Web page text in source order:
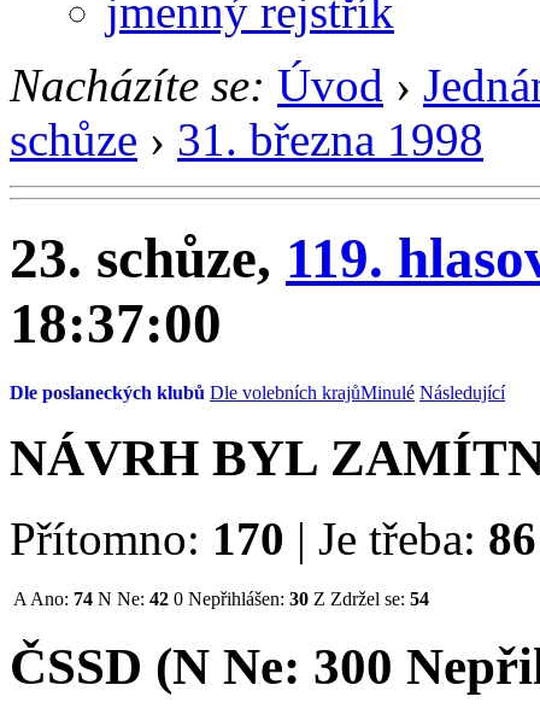
jmenný rejstřík
Nacházíte se: Úvod ›
schůze › 31. března 1998
23. schůze, 119.
18:37:00
Dle poslaneckých klubů Dle volebních krajůMinulé Následující
NÁVRH BYL
Přítomno: 170 | Je třeba: 86
A Ano: 74 N Ne: 42 0 Nepřihlášen: 30 Z Zdržel se: 54
ČSSD (N Ne: 300